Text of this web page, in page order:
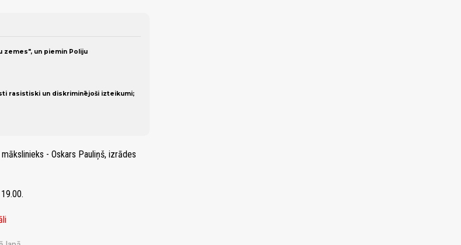
zemes", un piemin Poliju
rasistiski un diskriminējoši izteikumi;
- Oskars Pauliņš, izrādes